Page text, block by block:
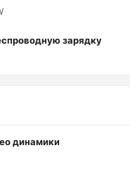
зарядку
динамики